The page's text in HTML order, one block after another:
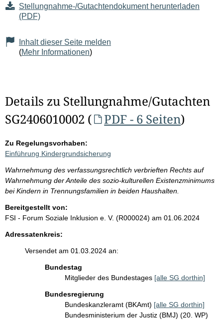
Stellungnahme-/Gutachtendokument herunterladen
(PDF)
Inhalt dieser Seite melden
(Mehr Informationen)
Details zu Stellungnahme/Gutachten
SG2406010002 (
PDF - 6 Seiten)
Zu Regelungsvorhaben:
Einführung Kindergrundsicherung
Wahrnehmung des verfassungsrechtlich verbrieften Rechts auf
Wahrnehmung der Anteile des sozio-kulturellen Existenzminimums
bei Kindern in Trennungsfamilien in beiden Haushalten.
Bereitgestellt von:
FSI - Forum Soziale Inklusion e. V. (R000024) am 01.06.2024
Adressatenkreis:
Versendet am 01.03.2024 an:
Bundestag
Mitglieder des Bundestages [alle SG dorthin]
Bundesregierung
Bundeskanzleramt (BKAmt) [alle SG dorthin]
Bundesministerium der Justiz (BMJ) (20. WP)